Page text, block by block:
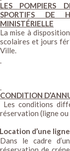
LES POMPIERS
SPORTIFS DE
MINISTÉRIELLE
La mise à
scolaires et jours
Ville.
CONDITION
Les conditions
réservation (ligne ou
Location d’une ligne
Dans le cadre